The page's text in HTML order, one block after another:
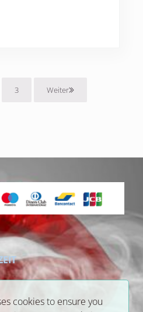
cookies to ensure you
Vapen so schlimm wie Rauchen?
Seite
3 Weiter